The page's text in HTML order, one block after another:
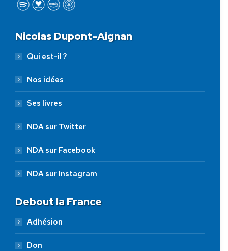
Nicolas Dupont-Aignan
Qui est-il ?
Nos idées
Ses livres
NDA sur Twitter
NDA sur Facebook
NDA sur Instagram
Debout la France
Adhésion
Don